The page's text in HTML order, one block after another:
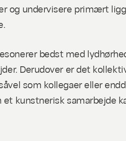
og undervisere primært
bedst med
Derudover er det
som kollegaer eller
kunstnerisk samarbejde